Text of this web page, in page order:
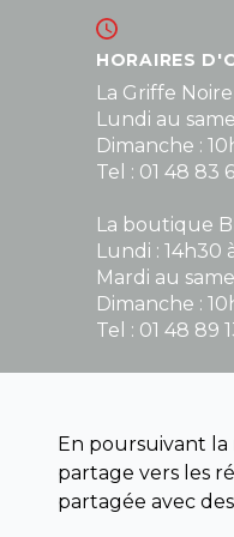
HORAIRES
La Griffe Noire
Lundi au
Dimanche :
Tel : 01 48 83
La boutique
Lundi : 14h30
Mardi au
Dimanche :
Tel : 01 48 89
NOUS
contact@la-
En poursuivant la
partage vers les
partagée avec